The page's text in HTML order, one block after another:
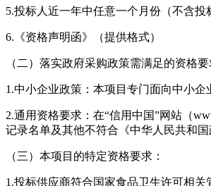
5.投标人近一年中任意一个月份（不含
6.《资格声明函》（提供格式）
（二）落实政府采购政策需满足的资格要
1.中小企业政策：本项目专门面向中小企
2.通用资格要求：在“信用中国”网站（
记录名单及其他不符合《中华人民共和
（三）本项目的特定资格要求：
1.投标供应商符合国家食品卫生许可相